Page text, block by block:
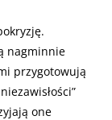
nagminnie
przygotowują
one